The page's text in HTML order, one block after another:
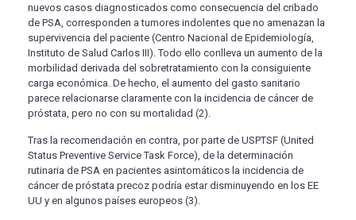
nuevos casos diagnosticados como consecuencia del cribado
de PSA, corresponden a tumores indolentes que no amenazan la
supervivencia del paciente (Centro Nacional de Epidemiología,
Instituto de Salud Carlos III). Todo ello conlleva un aumento de la
morbilidad derivada del sobretratamiento con la consiguiente
carga económica. De hecho, el aumento del gasto sanitario
parece relacionarse claramente con la incidencia de cáncer de
próstata, pero no con su mortalidad (2).
Tras la recomendación en contra, por parte de USPTSF (United
Status Preventive Service Task Force), de la determinación
rutinaria de PSA en pacientes asintomáticos la incidencia de
cáncer de próstata precoz podría estar disminuyendo en los EE
UU y en algunos países europeos (3).